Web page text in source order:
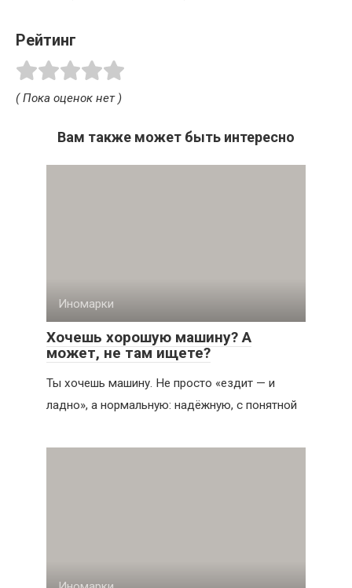
Рейтинг
( Пока оценок нет )
Вам также может быть интересно
Иномарки
Хочешь хорошую машину? А
может, не там ищете?
Ты хочешь машину. Не просто «ездит — и
ладно», а нормальную: надёжную, с понятной